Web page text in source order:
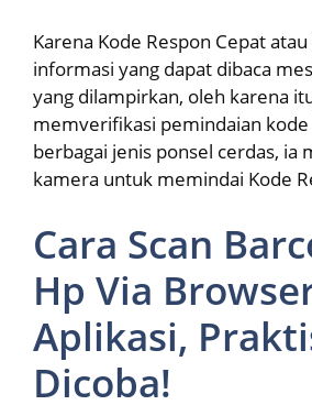
Karena Kode Respon Cepat
informasi yang dapat dibaca
yang dilampirkan, oleh karena
memverifikasi pemindaian kode
berbagai jenis ponsel cerdas, ia
kamera untuk memindai Kode
Cara Scan
Hp Via
Aplikasi,
Dicoba!